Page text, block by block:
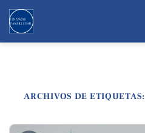
Saltar
contenido
ARCHIVOS DE ETIQUETAS: